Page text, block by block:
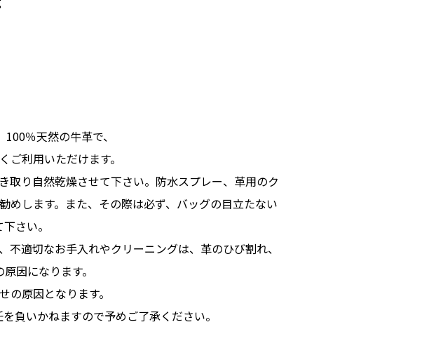
％天然の牛革で、
利用いただけます。
取り自然乾燥させて下さい。防水スプレー、革用のク
めします。また、その際は必ず、バッグの目立たない
さい。
適切なお手入れやクリーニングは、革のひび割れ、
因になります。
の原因となります。
負いかねますので予めご了承ください。